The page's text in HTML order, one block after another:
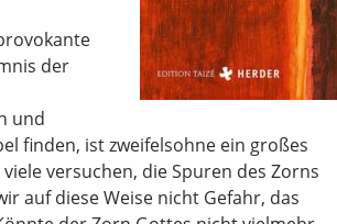
der
und
finden, ist zweifelsohne ein großes
versuchen, die Spuren des Zorns
auf diese Weise nicht Gefahr, das